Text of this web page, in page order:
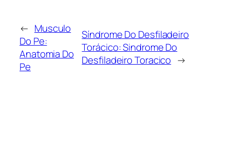
← Musculo
Do Pe:
Anatomia Do
Pe
Síndrome Do Desfiladeiro
Torácico: Sindrome Do
Desfiladeiro Toracico →